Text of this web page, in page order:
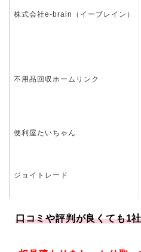
株式会社e-brain（イーブレイン）
不用品回収ホームリンク
便利屋たいちゃん
ジョイトレード
ガーラ便利屋
あいされる便利屋さん
口コミや評判が良くても1